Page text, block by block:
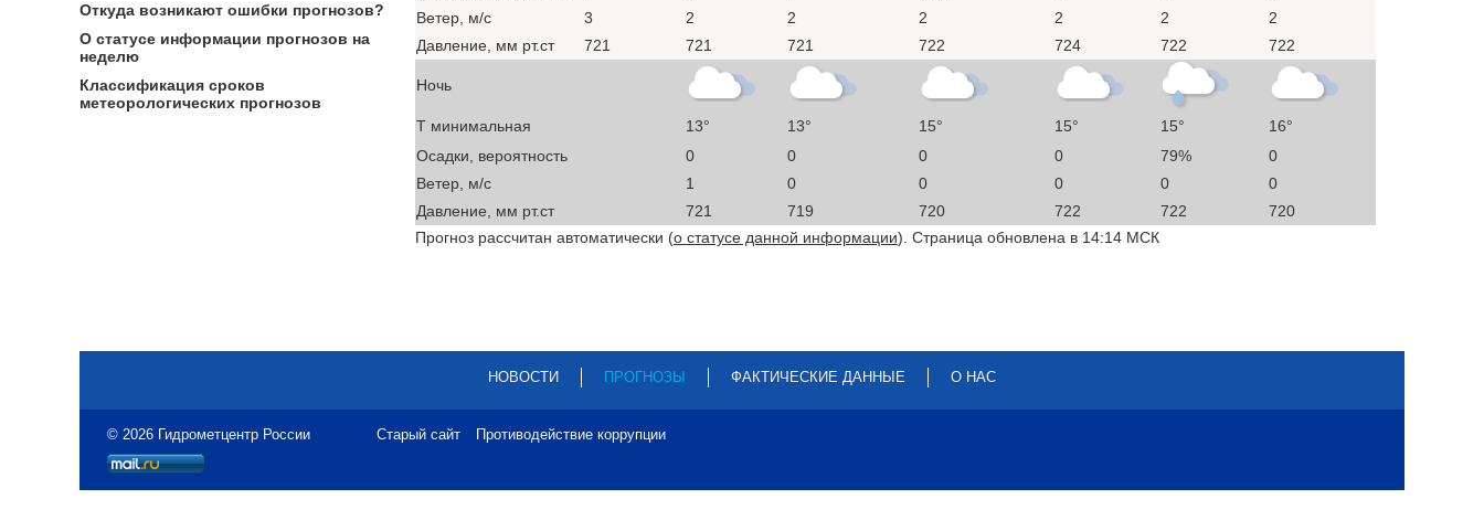
Ветер, м/с
3 2 2 2 2 2
2
Давление, мм рт.ст
721 721 721 722 724 722 722
Ночь
T минимальная 13° 13° 15° 15° 15°
16°
Осадки, вероятность
0 0 0 0 79%
0
Ветер, м/с
1 0 0 0 0
0
Давление, мм рт.ст
721 719 720 722 722
720
Прогноз рассчитан автоматически (о статусе данной информации). Страница обновлена в 14:14 МСК
Откуда возникают ошибки прогнозов?
О статусе информации прогнозов на
неделю
Классификация сроков
метеорологических прогнозов
НОВОСТИ ПРОГНОЗЫ ФАКТИЧЕСКИЕ ДАННЫЕ О НАС
© 2026 Гидрометцентр России Старый сайт Противодействие коррупции